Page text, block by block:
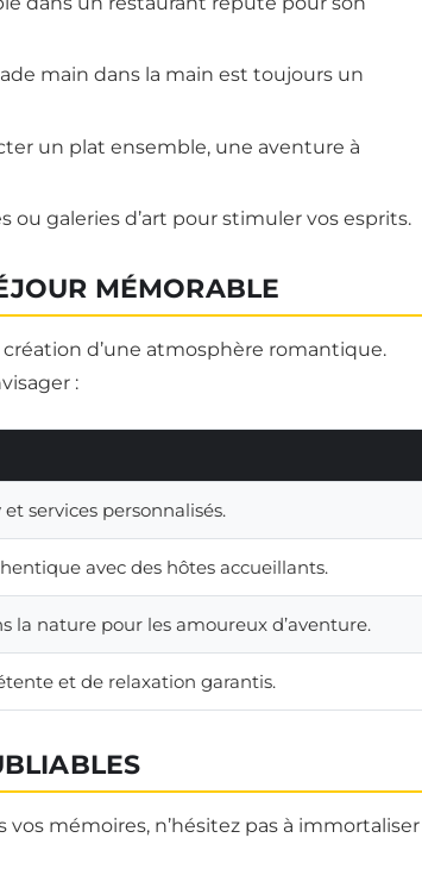
main dans la main est toujours un
un plat ensemble, une aventure à
ou galeries d’art pour stimuler vos esprits.
MÉMORABLE
d’une atmosphère romantique.
:
services personnalisés.
avec des hôtes accueillants.
la nature pour les amoureux d’aventure.
et de relaxation garantis.
vos mémoires, n’hésitez pas à immortaliser